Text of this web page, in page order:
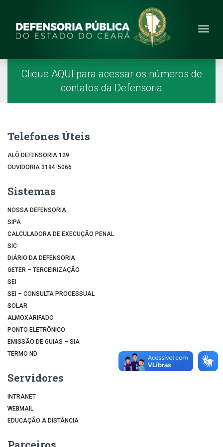
Site da Defensoria
Menu Principal
Página Inicial
Clique AQUI para acessar os números de
contatos da Defensoria
Telefones Úteis
ALÔ DEFENSORIA 129
OUVIDORIA 3194-5066
Sistemas
NOSSA DEFENSORIA
SIPA
CALCULADORA DE EXECUÇÃO PENAL
SIC
DIÁRIO DA DEFENSORIA
GETER – TERCEIRIZAÇÃO
SEI
SEI – CONSULTA PROCESSUAL
SOLAR
ALMOXARIFADO
PONTO ELETRÔNICO
EMISSÃO DE GUIAS – SIA
TERMO ND
Servidores
INTRANET
WEBMAIL
EDUCAÇÃO A DISTÂNCIA